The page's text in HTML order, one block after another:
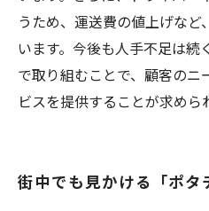
うため、運送費の値上げな
います。今後も人手不足は
で取り組むことで、顧客のニ
ビスを提供することが求めら
街中でも見かける「ポタ